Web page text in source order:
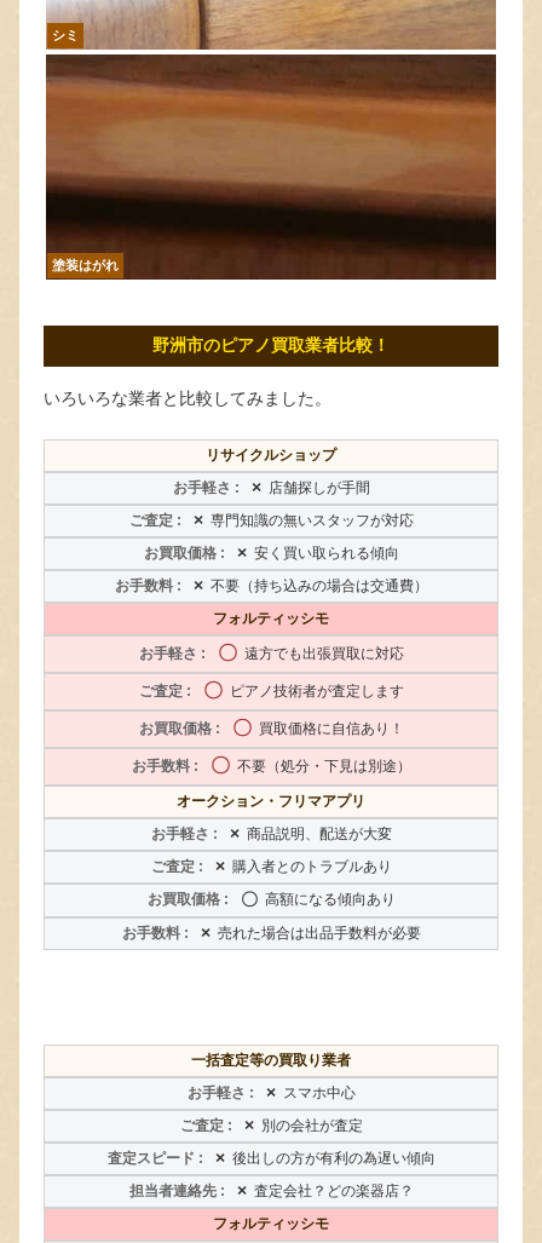
シミ
塗装はがれ
野洲市のピアノ買取業者比較！
いろいろな業者と比較してみました。
リサイクルショップ
× 店舗探しが手間
× 専門知識の無いスタッフが対応
× 安く買い取られる傾向
× 不要（持ち込みの場合は交通費）
フォルティッシモ
〇 遠方でも出張買取に対応
〇 ピアノ技術者が査定します
〇 買取価格に自信あり！
〇 不要（処分・下見は別途）
オークション・フリマアプリ
× 商品説明、配送が大変
× 購入者とのトラブルあり
〇 高額になる傾向あり
× 売れた場合は出品手数料が必要
一括査定等の買取り業者
× スマホ中心
× 別の会社が査定
× 後出しの方が有利の為遅い傾向
× 査定会社？どの楽器店？
フォルティッシモ